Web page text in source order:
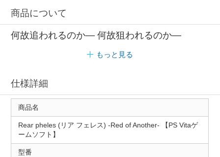
商品について
何故追われるのか― 何故狙われるのか―
もっと見る
仕様詳細
商品名
Rear pheles (リア フェレス) ‐Red of Another- 【PS Vitaゲ
ームソフト】
型番